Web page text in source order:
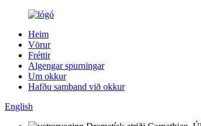
Heim
Vörur
Fréttir
Algengar spurningar
Um okkur
Hafðu samband við okkur
English